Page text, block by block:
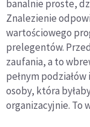
banalnie proste,
Znalezienie
wartościowego
prelegentów.
zaufania, a to
pełnym
osoby, która
organizacyjnie.